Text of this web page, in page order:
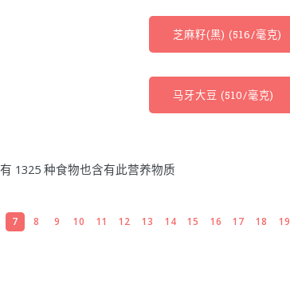
芝麻籽(黑) (516/毫克)
马牙大豆 (510/毫克)
1325 种食物也含有此营养物质
7 8 9 10 11 12 13 14 15 16 17 18 19